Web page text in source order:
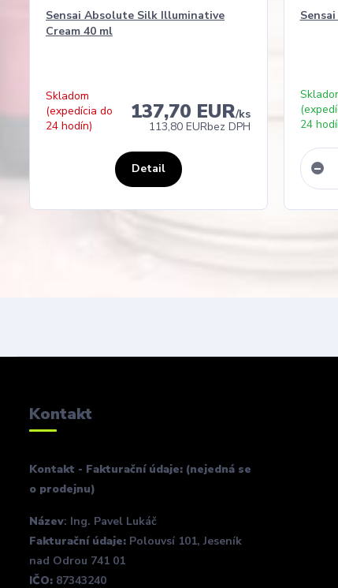
Sensai Absolute Silk Illuminative
Cream 40 ml
137,70 EUR/ks
113,80 EURbez DPH
Skladom
(expedícia do
24 hodín)
Detail
24
Kontakt
Kontakt - Fakturační údaje: (nejedná se
o prodejnu)
Název: Ing. Pavel Lukáč
Fakturační údaje: Polouvsí 101, Jeseník
nad Odrou 741 01
IČO: 87343240